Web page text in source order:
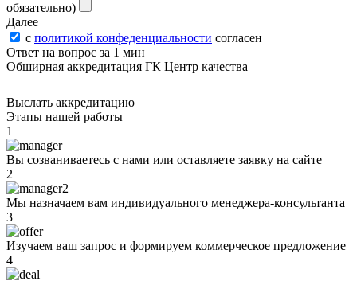
обязательно)
Далее
с политикой конфеденциальности согласен
Ответ на вопрос за 1 мин
Обширная аккредитация ГК Центр качества
Выслать аккредитацию
Этапы нашей работы
1
Вы созваниваетесь с нами или оставляете заявку на сайте
2
Мы назначаем вам индивидуального менеджера-консультанта
3
Изучаем ваш запрос и формируем коммерческое предложение
4